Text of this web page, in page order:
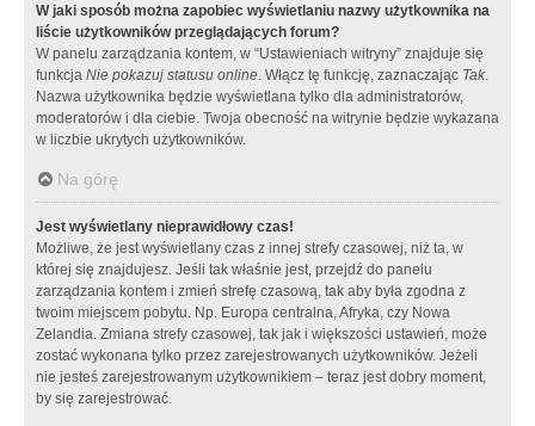
W jaki sposób można zapobiec wyświetlaniu nazwy użytkownika na
liście użytkowników przeglądających forum?
W panelu zarządzania kontem, w “Ustawieniach witryny” znajduje się
funkcja Nie pokazuj statusu online. Włącz tę funkcję, zaznaczając Tak.
Nazwa użytkownika będzie wyświetlana tylko dla administratorów,
moderatorów i dla ciebie. Twoja obecność na witrynie będzie wykazana
w liczbie ukrytych użytkowników.
Na górę
Jest wyświetlany nieprawidłowy czas!
Możliwe, że jest wyświetlany czas z innej strefy czasowej, niż ta, w
której się znajdujesz. Jeśli tak właśnie jest, przejdź do panelu
zarządzania kontem i zmień strefę czasową, tak aby była zgodna z
twoim miejscem pobytu. Np. Europa centralna, Afryka, czy Nowa
Zelandia. Zmiana strefy czasowej, tak jak i większości ustawień, może
zostać wykonana tylko przez zarejestrowanych użytkowników. Jeżeli
nie jesteś zarejestrowanym użytkownikiem – teraz jest dobry moment,
by się zarejestrować.